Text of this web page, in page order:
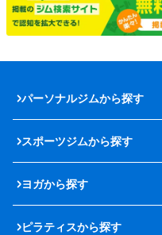
パーソナルジムから探す
スポーツジムから探す
ヨガから探す
ピラティスから探す